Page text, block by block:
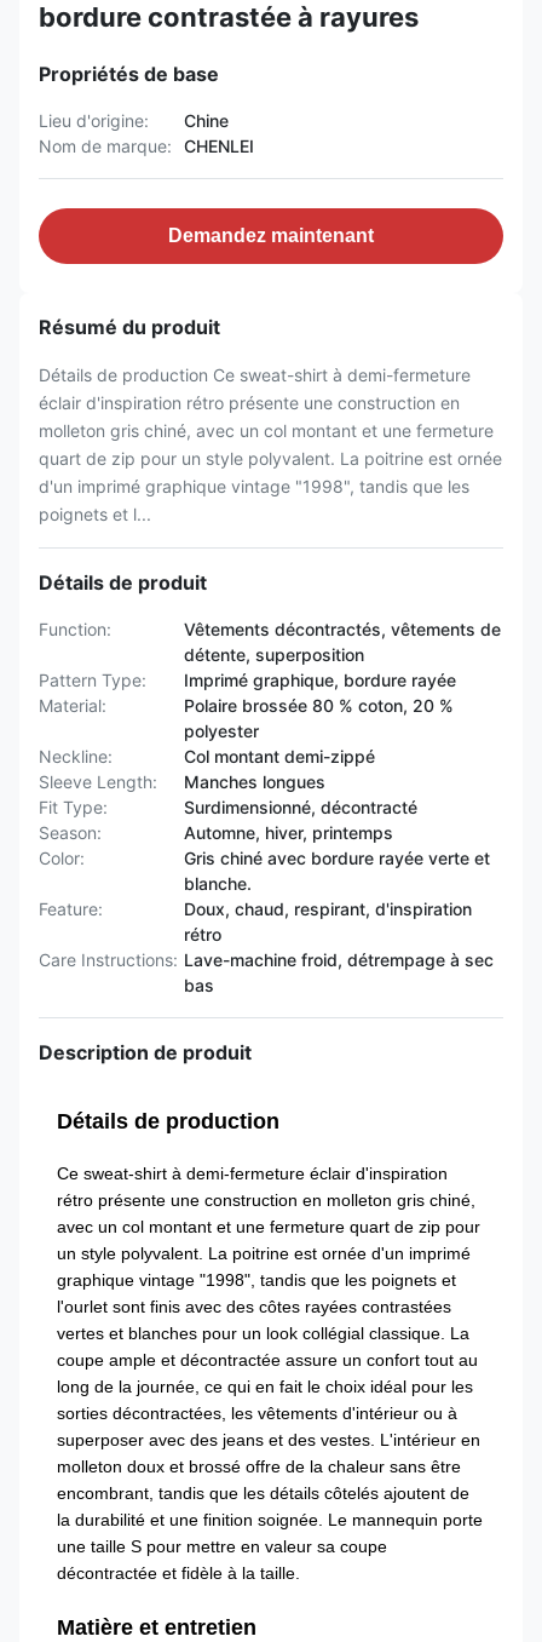
bordure contrastée à rayures
Propriétés de base
Lieu d'origine:
Chine
Nom de marque:
CHENLEI
Demandez maintenant
Résumé du produit
Détails de production Ce sweat-shirt à demi-fermeture
éclair d'inspiration rétro présente une construction en
molleton gris chiné, avec un col montant et une fermeture
quart de zip pour un style polyvalent. La poitrine est ornée
d'un imprimé graphique vintage "1998", tandis que les
poignets et l...
Détails de produit
Function:
Vêtements décontractés, vêtements de
détente, superposition
Pattern Type:
Imprimé graphique, bordure rayée
Material:
Polaire brossée 80 % coton, 20 %
polyester
Neckline:
Col montant demi-zippé
Sleeve Length:
Manches longues
Fit Type:
Surdimensionné, décontracté
Season:
Automne, hiver, printemps
Color:
Gris chiné avec bordure rayée verte et
blanche.
Feature:
Doux, chaud, respirant, d'inspiration
rétro
Care Instructions: Lave-machine froid, détrempage à sec
bas
Description de produit
Détails de production
Ce sweat-shirt à demi-fermeture éclair d'inspiration
rétro présente une construction en molleton gris chiné,
avec un col montant et une fermeture quart de zip pour
un style polyvalent. La poitrine est ornée d'un imprimé
graphique vintage "1998", tandis que les poignets et
l'ourlet sont finis avec des côtes rayées contrastées
vertes et blanches pour un look collégial classique. La
coupe ample et décontractée assure un confort tout au
long de la journée, ce qui en fait le choix idéal pour les
sorties décontractées, les vêtements d'intérieur ou à
superposer avec des jeans et des vestes. L'intérieur en
molleton doux et brossé offre de la chaleur sans être
encombrant, tandis que les détails côtelés ajoutent de
la durabilité et une finition soignée. Le mannequin porte
une taille S pour mettre en valeur sa coupe
décontractée et fidèle à la taille.
Matière et entretien